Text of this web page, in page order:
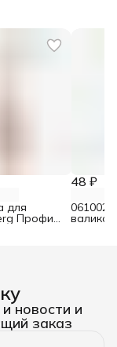
для
Профи
48 ₽
валика
новости и
заказ